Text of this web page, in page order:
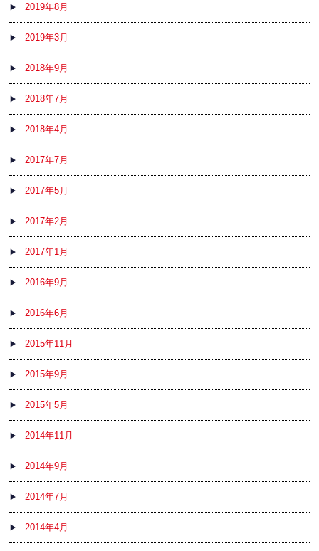
2019年8月
2019年3月
2018年9月
2018年7月
2018年4月
2017年7月
2017年5月
2017年2月
2017年1月
2016年9月
2016年6月
2015年11月
2015年9月
2015年5月
2014年11月
2014年9月
2014年7月
2014年4月